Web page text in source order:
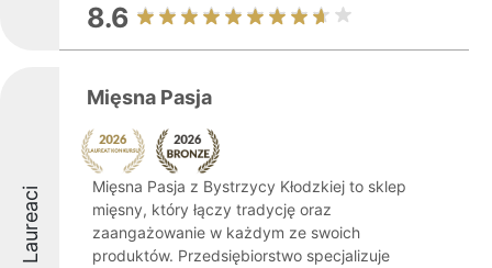
8.6
Laureaci
Mięsna Pasja
Mięsna Pasja z Bystrzycy Kłodzkiej to sklep
mięsny, który łączy tradycję oraz
zaangażowanie w każdym ze swoich
produktów. Przedsiębiorstwo specjalizuje